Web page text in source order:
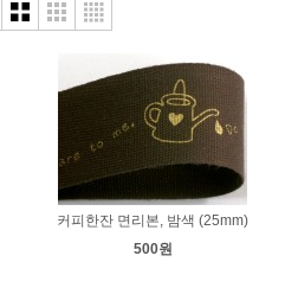
커피한잔 면리본, 밤색 (25mm)
500원